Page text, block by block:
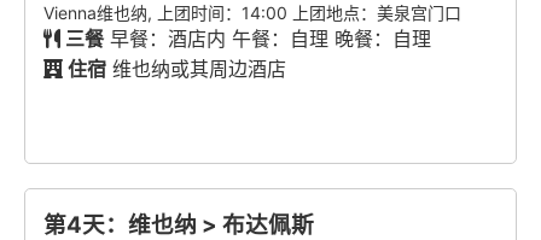
Vienna维也纳, 上团时间：14:00 上团地点：美泉宫门口
三餐 早餐：酒店内 午餐：自理 晚餐：自理
住宿 维也纳或其周边酒店
第4天：维也纳 > 布达佩斯